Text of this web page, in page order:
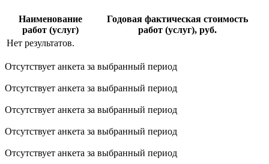
Наименование
работ (услуг)
Годовая фактическая стоимость
работ (услуг), руб.
Нет результатов.
Отсутствует анкета за выбранный период
Отсутствует анкета за выбранный период
Отсутствует анкета за выбранный период
Отсутствует анкета за выбранный период
Отсутствует анкета за выбранный период